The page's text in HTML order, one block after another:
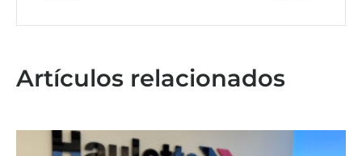
Artículos relacionados